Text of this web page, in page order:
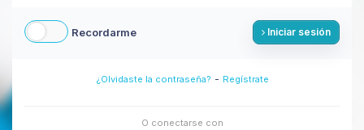
Recordarme Iniciar sesión
¿Olvidaste la contraseña? - Regístrate
O conectarse con